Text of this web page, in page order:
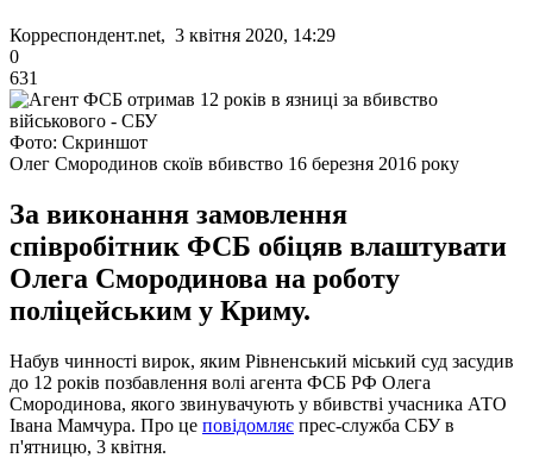
Корреспондент.net, 3 квітня 2020, 14:29
0
631
Фото: Скриншот
Олег Смородинов скоїв вбивство 16 березня 2016 року
За виконання замовлення
співробітник ФСБ обіцяв влаштувати
Олега Смородинова на роботу
поліцейським у Криму.
Набув чинності вирок, яким Рівненський міський суд засудив
до 12 років позбавлення волі агента ФСБ РФ Олега
Смородинова, якого звинувачують у вбивстві учасника АТО
Івана Мамчура. Про це повідомляє прес-служба СБУ в
п'ятницю, 3 квітня.